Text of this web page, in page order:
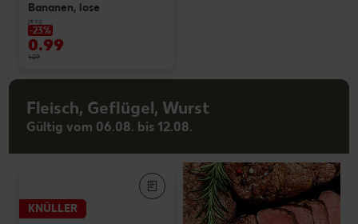
Bananen, lose
je kg
-23%
0.99
1.29
Fleisch, Geflügel, Wurst
Gültig vom 06.08. bis 12.08.
KNÜLLER